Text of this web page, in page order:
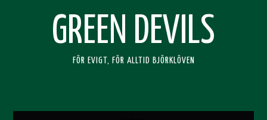
GREEN DEVILS
FÖR EVIGT, FÖR ALLTID BJÖRKLÖVEN